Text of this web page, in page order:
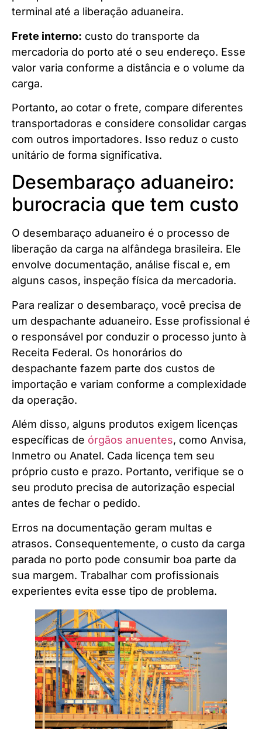
terminal até a liberação aduaneira.
Frete interno: custo do transporte da
mercadoria do porto até o seu endereço. Esse
valor varia conforme a distância e o volume da
carga.
Portanto, ao cotar o frete, compare diferentes
transportadoras e considere consolidar cargas
com outros importadores. Isso reduz o custo
unitário de forma significativa.
Desembaraço aduaneiro:
burocracia que tem custo
O desembaraço aduaneiro é o processo de
liberação da carga na alfândega brasileira. Ele
envolve documentação, análise fiscal e, em
alguns casos, inspeção física da mercadoria.
Para realizar o desembaraço, você precisa de
um despachante aduaneiro. Esse profissional é
o responsável por conduzir o processo junto à
Receita Federal. Os honorários do
despachante fazem parte dos custos de
importação e variam conforme a complexidade
da operação.
Além disso, alguns produtos exigem licenças
específicas de órgãos anuentes, como Anvisa,
Inmetro ou Anatel. Cada licença tem seu
próprio custo e prazo. Portanto, verifique se o
seu produto precisa de autorização especial
antes de fechar o pedido.
Erros na documentação geram multas e
atrasos. Consequentemente, o custo da carga
parada no porto pode consumir boa parte da
sua margem. Trabalhar com profissionais
experientes evita esse tipo de problema.